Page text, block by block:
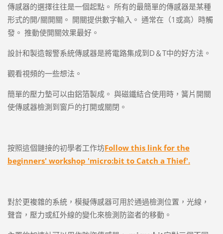
傳感器的選擇往往是一個起點。 所有的最簡單的傳感器是某種
形式的開/關開關。 開關提供數字輸入。 通常在（1或高）時觸
發。 推動使開關效果最好。
設計和製造報警系統傳感器是將電路集成到D＆T中的好方法。
觀看視頻的一些想法。
簡單的壓力墊可以由鋁箔製成。 與磁鐵結合使用時，簧片開關
使傳感器檢測到窗戶的打開或關閉。
按照這個鏈接的初學者工作坊Follow this link for the
beginners' workshop 'micro:bit to Catch a Thief'.
對於更複雜的系統，模擬傳感器可用於通過檢測位置，光線，
聲音，壓力或紅外線的變化來檢測防盜者的移動。